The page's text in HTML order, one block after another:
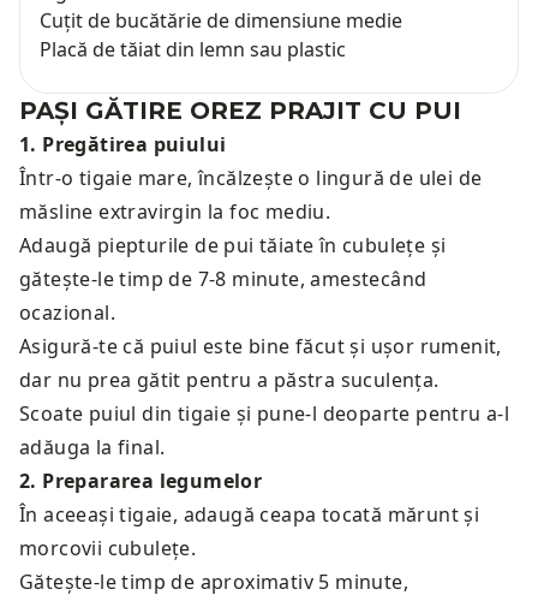
Cuțit de bucătărie de dimensiune medie
Placă de tăiat din lemn sau plastic
PAȘI GĂTIRE OREZ PRAJIT CU PUI
1. Pregătirea puiului
Într-o tigaie mare, încălzește o lingură de ulei de
măsline extravirgin la foc mediu.
Adaugă piepturile de pui tăiate în cubulețe și
gătește-le timp de 7-8 minute, amestecând
ocazional.
Asigură-te că puiul este bine făcut și ușor rumenit,
dar nu prea gătit pentru a păstra suculența.
Scoate puiul din tigaie și pune-l deoparte pentru a-l
adăuga la final.
2. Prepararea legumelor
În aceeași tigaie, adaugă ceapa tocată mărunt și
morcovii cubulețe.
Gătește-le timp de aproximativ 5 minute,